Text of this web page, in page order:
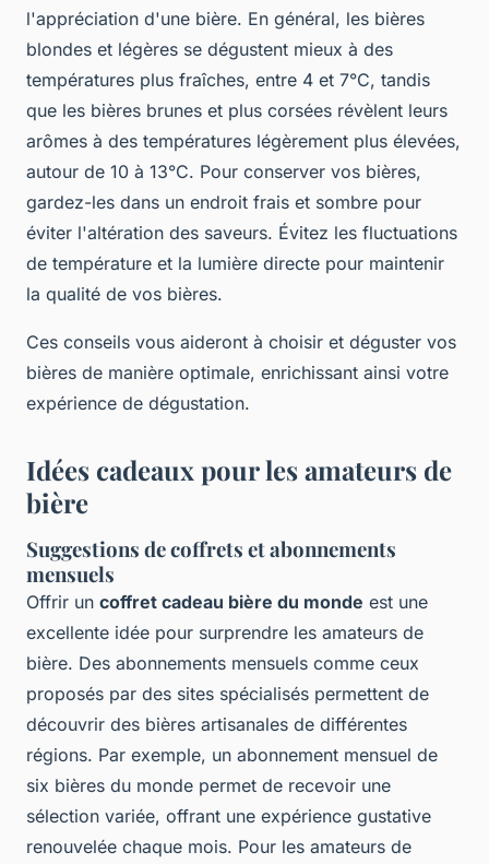
l'appréciation d'une bière. En général, les bières
blondes et légères se dégustent mieux à des
températures plus fraîches, entre 4 et 7°C, tandis
que les bières brunes et plus corsées révèlent leurs
arômes à des températures légèrement plus élevées,
autour de 10 à 13°C. Pour conserver vos bières,
gardez-les dans un endroit frais et sombre pour
éviter l'altération des saveurs. Évitez les fluctuations
de température et la lumière directe pour maintenir
la qualité de vos bières.
Ces conseils vous aideront à choisir et déguster vos
bières de manière optimale, enrichissant ainsi votre
expérience de dégustation.
Idées cadeaux pour les amateurs de
bière
Suggestions de coffrets et abonnements
mensuels
Offrir un coffret cadeau bière du monde est une
excellente idée pour surprendre les amateurs de
bière. Des abonnements mensuels comme ceux
proposés par des sites spécialisés permettent de
découvrir des bières artisanales de différentes
régions. Par exemple, un abonnement mensuel de
six bières du monde permet de recevoir une
sélection variée, offrant une expérience gustative
renouvelée chaque mois. Pour les amateurs de